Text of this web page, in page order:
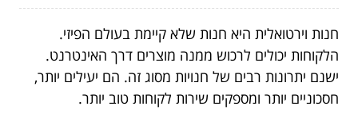
חנות וירטואלית היא חנות שלא קיימת בעולם הפיזי.
הלקוחות יכולים לרכוש ממנה מוצרים דרך האינטרנט.
ישנם יתרונות רבים של חנויות מסוג זה. הם יעילים יותר,
חסכוניים יותר ומספקים שירות לקוחות טוב יותר.